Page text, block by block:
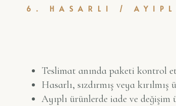
6. HASARLI /
Teslimat anında paketi kontrol
Hasarlı, sızdırmış veya
Ayıplı ürünlerde iade ve değişim